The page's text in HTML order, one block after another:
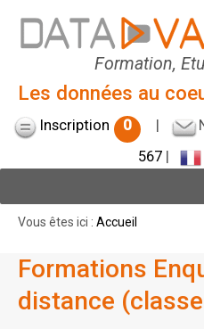
Formation,
Les données au
Inscription 0 |
567 |
Vous êtes ici : Accueil
Formations
distance